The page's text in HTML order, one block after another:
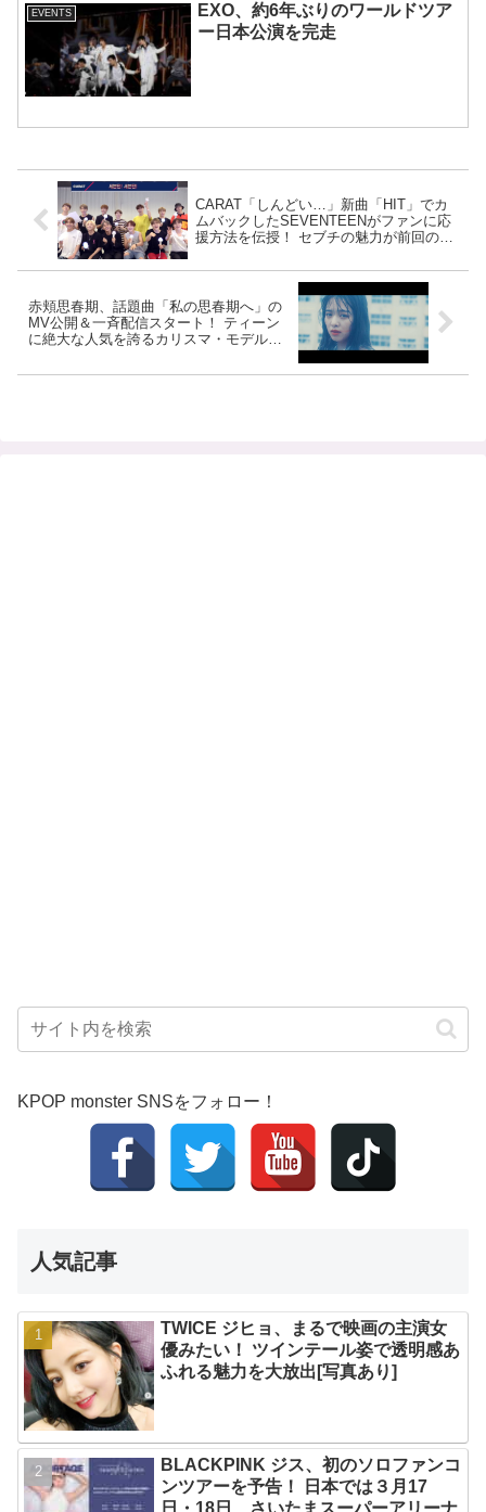
EVENTS
EXO、約6年ぶりのワールドツア
ー日本公演を完走
CARAT「しんどい…」新曲「HIT」でカ
ムバックしたSEVENTEENがファンに応
援方法を伝授！ セブチの魅力が前回の全
赤頬思春期、話題曲「私の思春期へ」の
MV公開＆一斉配信スタート！ ティーン
に絶大な人気を誇るカリスマ・モデル、
KPOP monster SNSをフォロー！
人気記事
TWICE ジヒョ、まるで映画の主演女
優みたい！ ツインテール姿で透明感あ
ふれる魅力を大放出[写真あり]
BLACKPINK ジス、初のソロファンコ
ンツアーを予告！ 日本では３月17
日・18日、さいたまスーパーアリーナ